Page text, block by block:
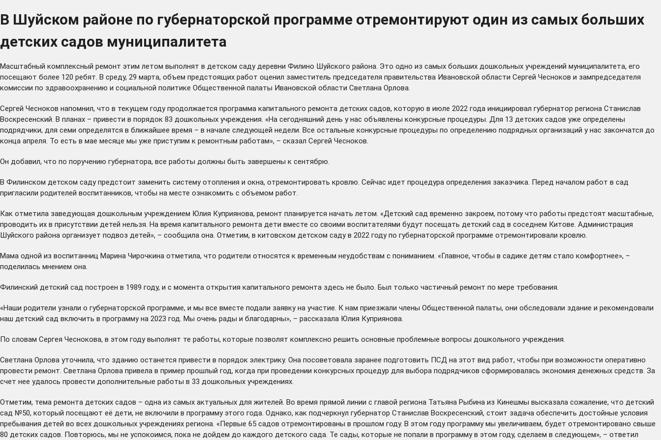
В Шуйском районе по губернаторской программе отремонтируют один из самых больших
детских садов муниципалитета
Масштабный комплексный ремонт этим летом выполнят в детском саду деревни Филино Шуйского района. Это одно из самых больших дошкольных учреждений муниципалитета, его
посещают более 120 ребят. В среду, 29 марта, объем предстоящих работ оценил заместитель председателя правительства Ивановской области Сергей Чесноков и зампредседателя
комиссии по здравоохранению и социальной политике Общественной палаты Ивановской области Светлана Орлова.
Сергей Чесноков напомнил, что в текущем году продолжается программа капитального ремонта детских садов, которую в июле 2022 года инициировал губернатор региона Станислав
Воскресенский. В планах – привести в порядок 83 дошкольных учреждения. «На сегодняшний день у нас объявлены конкурсные процедуры. Для 13 детских садов уже определены
подрядчики, для семи определятся в ближайшее время – в начале следующей недели. Все остальные конкурсные процедуры по определению подрядных организаций у нас закончатся до
конца апреля. То есть в мае месяце мы уже приступим к ремонтным работам», – сказал Сергей Чесноков.
Он добавил, что по поручению губернатора, все работы должны быть завершены к сентябрю.
В Филинском детском саду предстоит заменить систему отопления и окна, отремонтировать кровлю. Сейчас идет процедура определения заказчика. Перед началом работ в сад
пригласили родителей воспитанников, чтобы на месте ознакомить с объемом работ.
Как отметила заведующая дошкольным учреждением Юлия Куприянова, ремонт планируется начать летом. «Детский сад временно закроем, потому что работы предстоят масштабные,
проводить их в присутствии детей нельзя. На время капитального ремонта дети вместе со своими воспитателями будут посещать детский сад в соседнем Китове. Администрация
Шуйского района организует подвоз детей», – сообщила она. Отметим, в китовском детском саду в 2022 году по губернаторской программе отремонтировали кровлю.
Мама одной из воспитанниц Марина Чирочкина отметила, что родители относятся к временным неудобствам с пониманием. «Главное, чтобы в садике детям стало комфортнее», –
поделилась мнением она.
Филинский детский сад построен в 1989 году, и с момента открытия капитального ремонта здесь не было. Был только частичный ремонт по мере требования.
«Наши родители узнали о губернаторской программе, и мы все вместе подали заявку на участие. К нам приезжали члены Общественной палаты, они обследовали здание и рекомендовали
наш детский сад включить в программу на 2023 год. Мы очень рады и благодарны», – рассказала Юлия Куприянова.
По словам Сергея Чеснокова, в этом году выполнят те работы, которые позволят комплексно решить основные проблемные вопросы дошкольного учреждения.
Светлана Орлова уточнила, что зданию останется привести в порядок электрику. Она посоветовала заранее подготовить ПСД на этот вид работ, чтобы при возможности оперативно
провести ремонт. Светлана Орлова привела в пример прошлый год, когда при проведении конкурсных процедур для выбора подрядчиков сформировалась экономия денежных средств. За
счет нее удалось провести дополнительные работы в 33 дошкольных учреждениях.
Отметим, тема ремонта детских садов – одна из самых актуальных для жителей. Во время прямой линии с главой региона Татьяна Рыбина из Кинешмы высказала сожаление, что детский
сад №50, который посещают её дети, не включили в программу этого года. Однако, как подчеркнул губернатор Станислав Воскресенский, стоит задача обеспечить достойные условия
пребывания детей во всех дошкольных учреждениях региона. «Первые 65 садов отремонтированы в прошлом году. В этом году программу мы увеличиваем, будет отремонтировано свыше
80 детских садов . Повторюсь, мы не успокоимся, пока не дойдем до каждого детского сада. Те сады, которые не попали в программу в этом году, сделаем в следующем», – ответил